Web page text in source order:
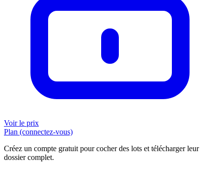
Voir le prix
Plan (connectez-vous)
Créez un compte gratuit pour cocher des lots et télécharger leur
dossier complet.